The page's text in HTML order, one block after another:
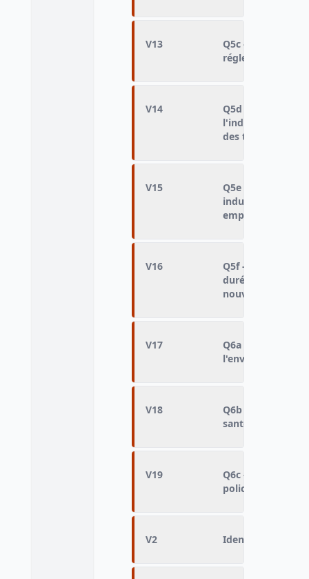
V13
Q5c - Action du
réglementation
V14
Q5d - Action du
l'industrie pour
des technologies
V15
Q5e - Action du
industries en
emplois
V16
Q5f - Action du
durée du travail
nouveaux
V17
Q6a - Dépenses
l'environnement
V18
Q6b - Dépenses
santé
V19
Q6c - Dépenses
police et l'ordre
V2 Identifiant